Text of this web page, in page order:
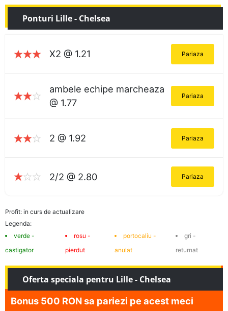
Ponturi Lille - Chelsea
X2 @ 1.21 Pariaza
ambele echipe marcheaza
@ 1.77
Pariaza
2 @ 1.92 Pariaza
2/2 @ 2.80 Pariaza
Profit: in curs de actualizare
Legenda:
verde -
castigator
rosu -
pierdut
portocaliu -
anulat
gri -
returnat
Oferta speciala pentru Lille - Chelsea
Bonus 500 RON sa pariezi pe acest meci